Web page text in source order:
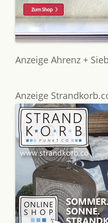
Anzeige Ahrenz +
Anzeige